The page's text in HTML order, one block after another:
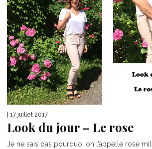
| 17 juillet 2017
Look du jour – Le rose
Je ne sais pas pourquoi on l’appelle rose